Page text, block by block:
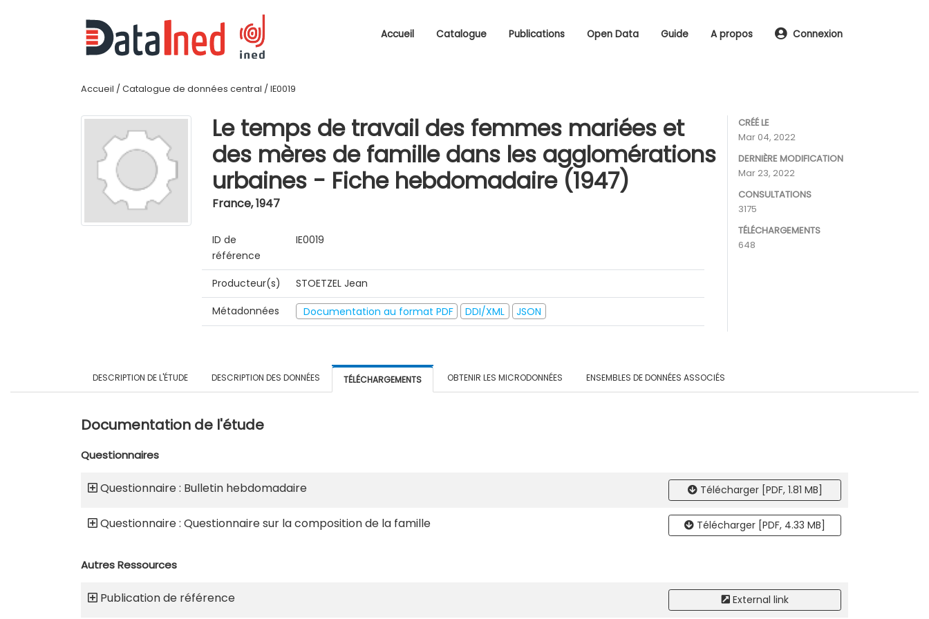
Accueil Catalogue Publications Open Data Guide A propos Connexion
Accueil / Catalogue de données central / IE0019
Le temps de travail des femmes mariées et
des mères de famille dans les agglomérations
urbaines - Fiche hebdomadaire (1947)
France,1947
ID de
référence
IE0019
Producteur(s)
STOETZEL Jean
Métadonnées
Documentation au format PDF DDI/XML JSON
CRÉÉ LE
Mar 04, 2022
DERNIÈRE MODIFICATION
Mar 23, 2022
CONSULTATIONS
3175
TÉLÉCHARGEMENTS
648
DESCRIPTION DE L'ÉTUDE DESCRIPTION DES DONNÉES TÉLÉCHARGEMENTS OBTENIR LES MICRODONNÉES ENSEMBLES DE DONNÉES ASSOCIÉS
Documentation de l'étude
Questionnaires
Questionnaire : Bulletin hebdomadaire Télécharger [PDF, 1.81 MB]
Questionnaire : Questionnaire sur la composition de la famille Télécharger [PDF, 4.33 MB]
Autres Ressources
Publication de référence External link